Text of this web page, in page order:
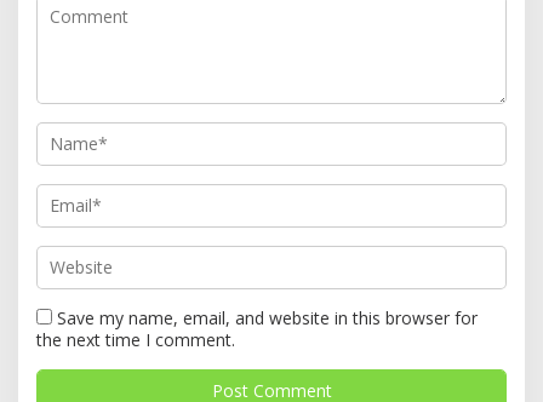
Save my name, email, and website in this browser for
the next time I comment.